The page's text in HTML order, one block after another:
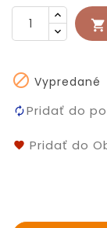

 Vypredané
Pridať do
Pridať do